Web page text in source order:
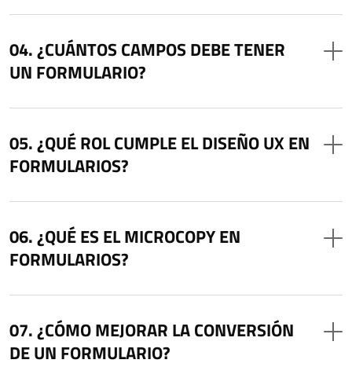
¿CUÁNTOS CAMPOS DEBE TENER
UN FORMULARIO?
¿QUÉ ROL CUMPLE EL DISEÑO UX EN
FORMULARIOS?
¿QUÉ ES EL MICROCOPY EN
FORMULARIOS?
¿CÓMO MEJORAR LA CONVERSIÓN
DE UN FORMULARIO?